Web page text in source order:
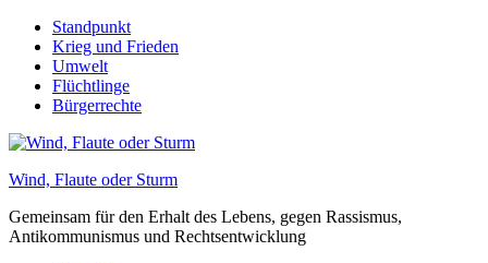
Skip
content
Standpunkt
Krieg und Frieden
Umwelt
Flüchtlinge
Bürgerrechte
Wind, Flaute oder Sturm
Gemeinsam für den Erhalt des Lebens, gegen Rassismus,
Antikommunismus und Rechtsentwicklung